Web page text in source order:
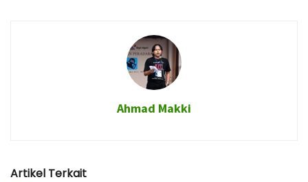
Ahmad Makki
Artikel Terkait